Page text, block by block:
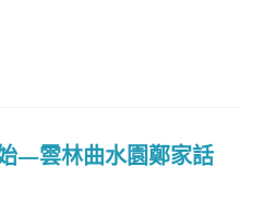
—雲林曲水園鄭家話